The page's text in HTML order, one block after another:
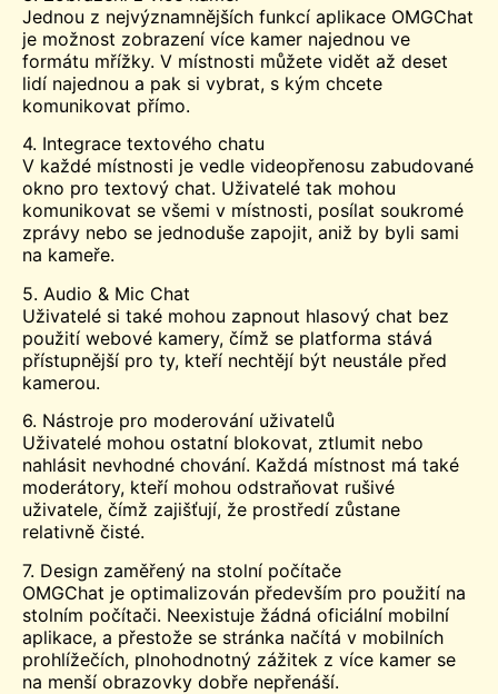
Jednou z nejvýznamnějších funkcí aplikace OMGChat
je možnost zobrazení více kamer najednou ve
formátu mřížky. V místnosti můžete vidět až deset
lidí najednou a pak si vybrat, s kým chcete
komunikovat přímo.
4. Integrace textového chatu
V každé místnosti je vedle videopřenosu zabudované
okno pro textový chat. Uživatelé tak mohou
komunikovat se všemi v místnosti, posílat soukromé
zprávy nebo se jednoduše zapojit, aniž by byli sami
na kameře.
5. Audio & Mic Chat
Uživatelé si také mohou zapnout hlasový chat bez
použití webové kamery, čímž se platforma stává
přístupnější pro ty, kteří nechtějí být neustále před
kamerou.
6. Nástroje pro moderování uživatelů
Uživatelé mohou ostatní blokovat, ztlumit nebo
nahlásit nevhodné chování. Každá místnost má také
moderátory, kteří mohou odstraňovat rušivé
uživatele, čímž zajišťují, že prostředí zůstane
relativně čisté.
7. Design zaměřený na stolní počítače
OMGChat je optimalizován především pro použití na
stolním počítači. Neexistuje žádná oficiální mobilní
aplikace, a přestože se stránka načítá v mobilních
prohlížečích, plnohodnotný zážitek z více kamer se
na menší obrazovky dobře nepřenáší.